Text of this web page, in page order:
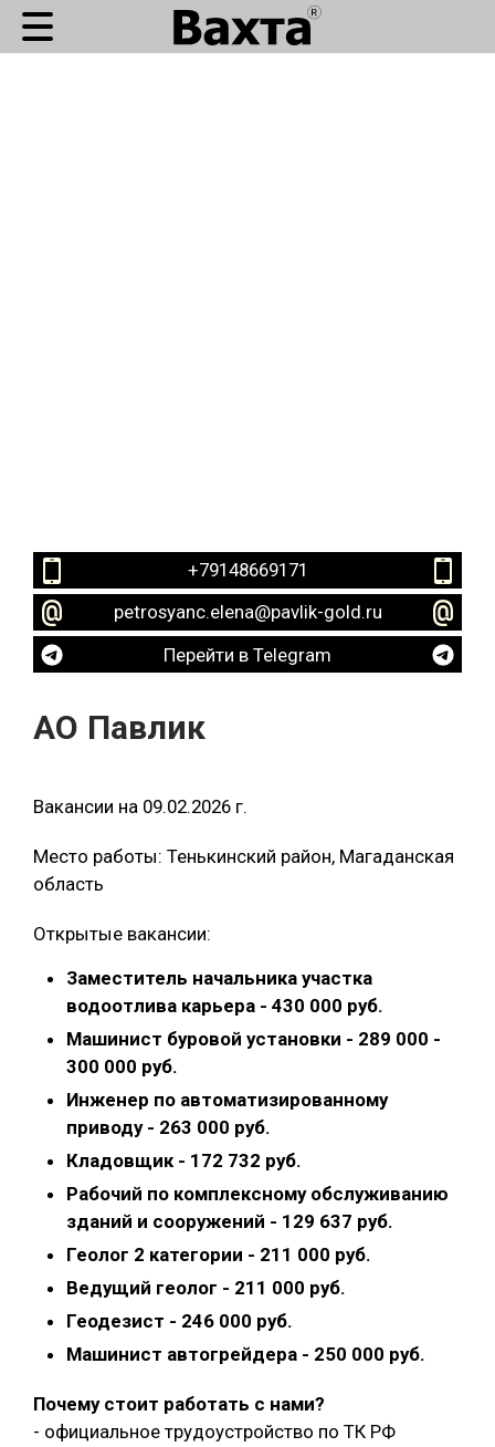
+79148669171
petrosyanc.elena@pavlik-gold.ru
Перейти в Telegram
АО Павлик
Вакансии на 09.02.2026 г.
Место работы: Тенькинский район, Магаданская
область
Открытые вакансии:
Заместитель начальника участка
водоотлива карьера - 430 000 руб.
Машинист буровой установки - 289 000 -
300 000 руб.
Инженер по автоматизированному
приводу - 263 000 руб.
Кладовщик - 172 732 руб.
Рабочий по комплексному обслуживанию
зданий и сооружений - 129 637 руб.
Геолог 2 категории - 211 000 руб.
Ведущий геолог - 211 000 руб.
Геодезист - 246 000 руб.
Машинист автогрейдера - 250 000 руб.
Почему стоит работать с нами?
- официальное трудоустройство по ТК РФ